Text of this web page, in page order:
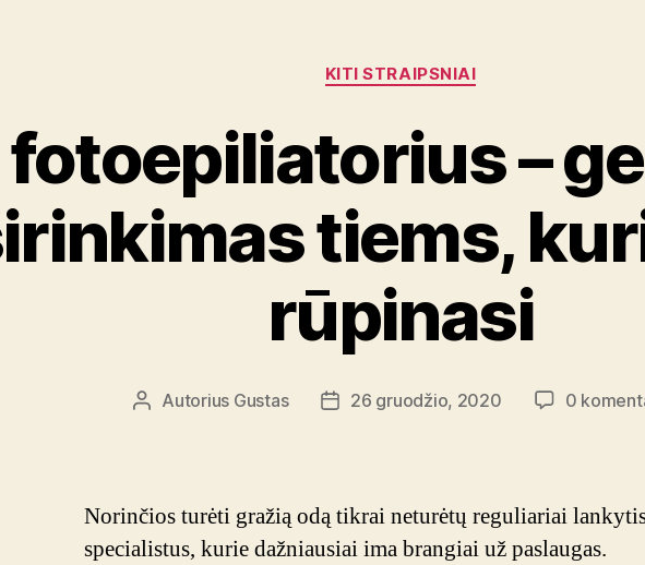
Kategorijos
KITI STRAIPSNIAI
fotoepiliatorius –
tiems,
rūpinasi
ĮrašoAutorius Gustas
Įrašo26 gruodžio, 2020 0
Norinčios turėti gražią odą tikrai neturėtų reguliariai
specialistus, kurie dažniausiai ima brangiai už paslaugas.